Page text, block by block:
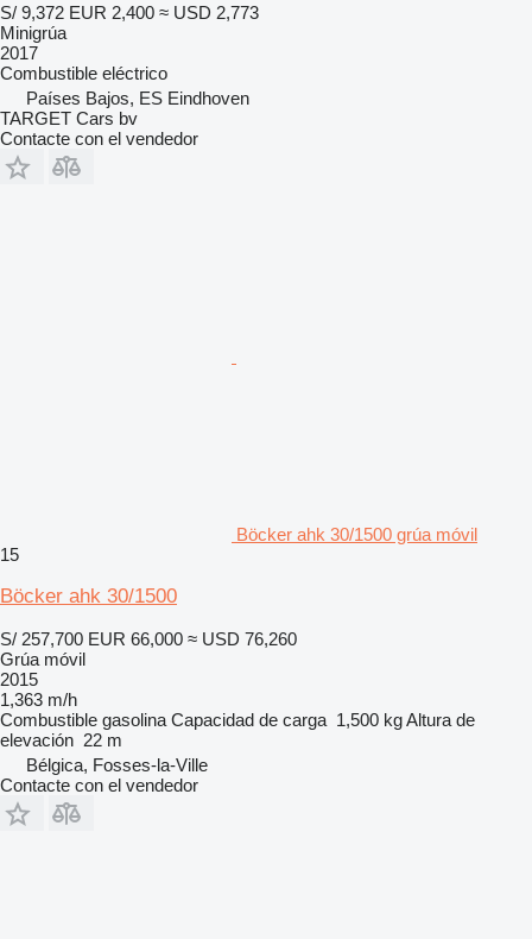
S/ 9,372 EUR 2,400 ≈ USD 2,773
Minigrúa
2017
Combustible eléctrico
Países Bajos, ES Eindhoven
TARGET Cars bv
Contacte con el vendedor
Böcker ahk 30/1500 grúa móvil
15
Böcker ahk 30/1500
S/ 257,700 EUR 66,000 ≈ USD 76,260
Grúa móvil
2015
1,363 m/h
Combustible gasolina Capacidad de carga 1,500 kgAltura de
elevación 22 m
Bélgica, Fosses-la-Ville
Contacte con el vendedor